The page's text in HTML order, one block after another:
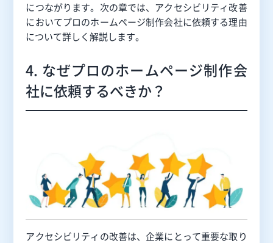
につながります。次の章では、アクセシビリティ改善
においてプロのホームページ制作会社に依頼する理由
について詳しく解説します。
4. なぜプロのホームページ制作会
社に依頼するべきか？
アクセシビリティの改善は、企業にとって重要な取り